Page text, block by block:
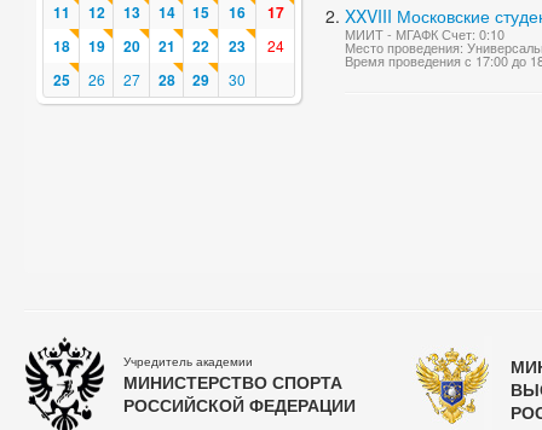
11
12 13 14 15 16
17
18
19 20 21 22 23 24
25 26 27 28 29 30
XXVIII Московские
МИИТ - МГАФК Счет: 0:10
Место проведения:
Время проведения с 17:00 до
Учредитель академии
МИНИСТЕРСТВО СПОРТА
РОССИЙСКОЙ ФЕДЕРАЦИИ